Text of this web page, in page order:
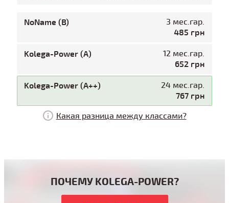
NoName (B) 3 мес.гар.
485 грн
Kolega-Power (A) 12 мес.гар.
652 грн
Kolega-Power (A++) 24 мес.гар.
767 грн
Какая разница между классами?
ПОЧЕМУ KOLEGA-POWER?